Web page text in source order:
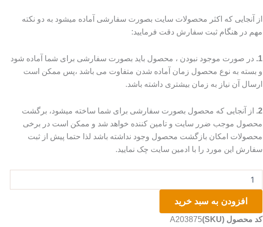
از آنجایی که اکثر محصولات سایت بصورت سفارشی آماده میشود به دو نکته
مهم در هنگام ثبت سفارش دقت فرمایید:
1. در صورت موجود نبودن ، محصول باید بصورت سفارشی برای شما آماده شود
و بسته به نوع محصول زمان آماده شدن متفاوت می باشد ،پس ممکن است
ارسال آن نیاز به زمان بیشتری داشته باشد.
2.
از آنجایی که محصول بصورت سفارشی برای شما ساخته میشود، برگشت
محصول موجب ضرر سایت و تامین کننده خواهد شد و ممکن است در برخی
محصولات امکان بازگشت محصول وجود نداشته باشد لذا حتما پیش از ثبت
سفارش این مورد را با ادمین سایت چک نمایید.
میوه
عدد
افزودن به سبد خرید
کد محصول (SKU)
A203875